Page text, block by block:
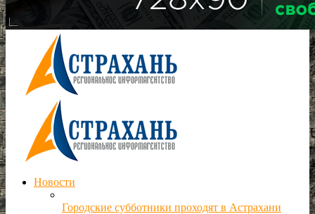
Новости
Городские субботники проходят в Астрахани